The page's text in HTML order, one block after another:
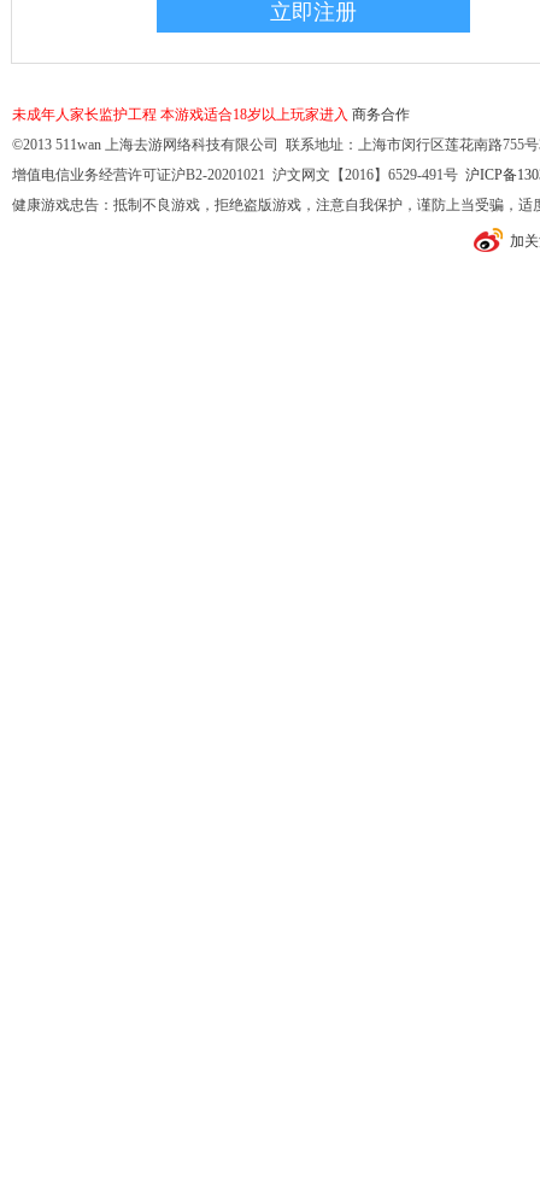
未成年人家长监护工程 本游戏适合18岁以上玩家进入 商务合作
©2013 511wan 上海去游网络科技有限公司 联系地址：上海市闵行区莲花南路755
增值电信业务经营许可证沪B2-20201021 沪文网文【2016】6529-491号 沪ICP备
健康游戏忠告：抵制不良游戏，拒绝盗版游戏，注意自我保护，谨防上当受骗，
加